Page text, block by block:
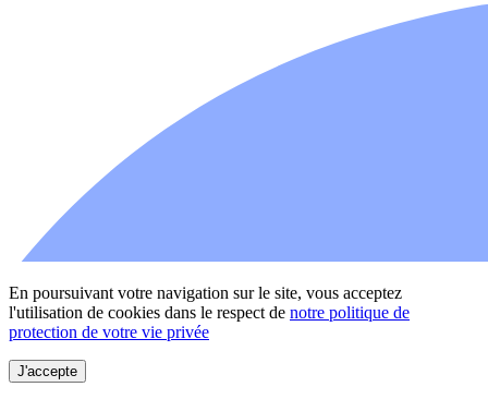
En poursuivant votre navigation sur le site, vous acceptez
l'utilisation de cookies dans le respect de notre politique de
protection de votre vie privée
J'accepte